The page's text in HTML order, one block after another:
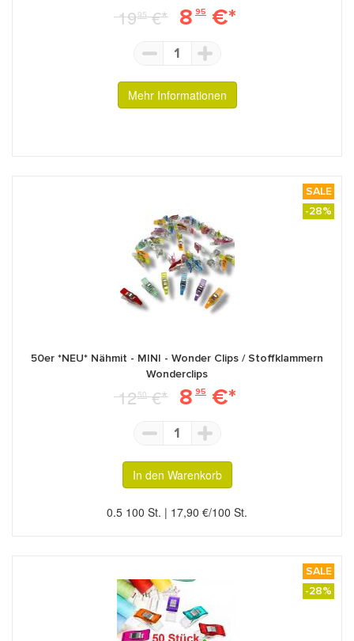
1995€* 8 95 €*
1
Mehr Informationen
SALE
-28%
50er *NEU* Nähmit - MINI - Wonder Clips / Stoffklammern
Wonderclips
1250€* 8 95 €*
1
In den Warenkorb
0.5 100 St. | 17,90 €/100 St.
SALE
-28%